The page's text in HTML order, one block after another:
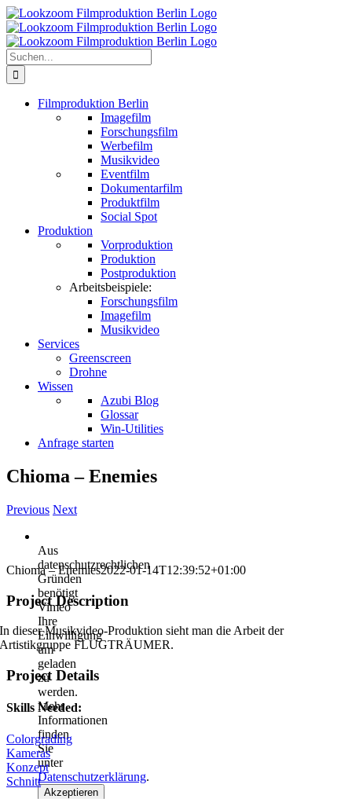
Zum
Inhalt
springen
Suche
nach:
Filmproduktion Berlin
Imagefilm
Forschungsfilm
Werbefilm
Musikvideo
Eventfilm
Dokumentarfilm
Produktfilm
Social Spot
Produktion
Vorproduktion
Produktion
Postproduktion
Arbeitsbeispiele:
Forschungsfilm
Imagefilm
Musikvideo
Services
Greenscreen
Drohne
Wissen
Azubi Blog
Glossar
Win-Utilities
Anfrage starten
Chioma – Enemies
Previous Next
Aus
datenschutzrechtlichen
Gründen
benötigt
Vimeo
Ihre
Einwilligung
um
geladen
zu
werden.
Mehr
Informationen
finden
Sie
unter
Datenschutzerklärung.
Akzeptieren
Chioma – Enemies2022-01-14T12:39:52+01:00
Project Description
In dieser Musikvideo-Produktion sieht man die Arbeit der
Artistikgruppe FLUGTRÄUMER.
Project Details
Skills Needed:
Colorgrading
Kameras
Konzept
Schnitt